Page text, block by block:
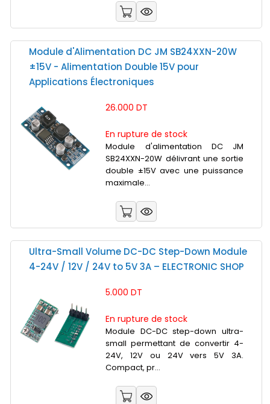
Module d'Alimentation DC JM SB24XXN-20W
±15V - Alimentation Double 15V pour
Applications Électroniques
26.000 DT
En rupture de stock
Module d'alimentation DC JM
SB24XXN-20W délivrant une sortie
double ±15V avec une puissance
maximale...
Ultra-Small Volume DC-DC Step-Down Module
4-24V / 12V / 24V to 5V 3A – ELECTRONIC SHOP
5.000 DT
En rupture de stock
Module DC-DC step-down ultra-
small permettant de convertir 4-
24V, 12V ou 24V vers 5V 3A.
Compact, pr...